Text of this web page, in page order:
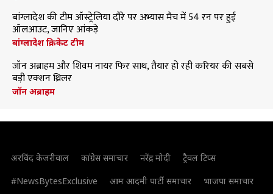
बांग्लादेश की टीम ऑस्ट्रेलिया दौरे पर अभ्यास मैच में 54 रन पर हुई
ऑलआउट, जानिए आंकड़े
बांग्लादेश क्रिकेट टीम
जॉन अब्राहम और शिवम नायर फिर साथ, तैयार हो रही करियर की सबसे
बड़ी एक्शन थ्रिलर
जॉन अब्राहम
अरविंद केजरीवाल कांग्रेस समाचार नरेंद्र मोदी
ट्रैवल टिप्स
#NewsBytesExclusive
आम आदमी पार्टी समाचार भाजपा समाचार